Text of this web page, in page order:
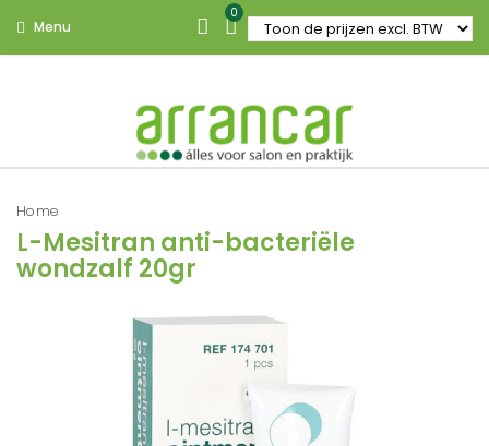
Menu
0
Home
L-Mesitran anti-bacteriële
wondzalf 20gr